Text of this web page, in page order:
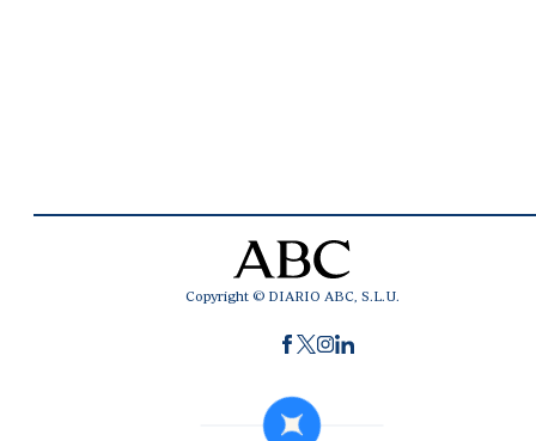
Copyright © DIARIO ABC, S.L.U.